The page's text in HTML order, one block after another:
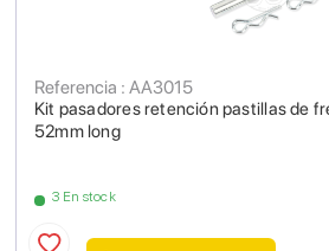
Kit pasadores retención pastillas de
52mm long
Referencia : AA3015
3 En stock